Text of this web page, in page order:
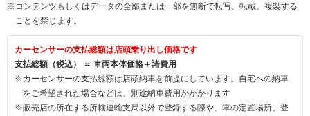
※コンテンツもしくはデータの全部または一部を無断で転写、転載、複製する
ことを禁じます。
カーセンサーの支払総額は店頭乗り出し価格です
支払総額（税込） ＝ 車両本体価格＋諸費用
※カーセンサーの支払総額は店頭納車を前提にしています。自宅への納車
をご希望された場合などは、別途納車費用がかかります
※販売店の所在する所轄運輸支局以外で登録する際や、車の定置場所、登